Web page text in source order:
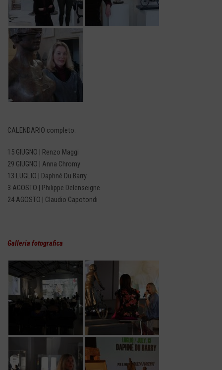
CALENDARIO completo:
15 GIUGNO | Renzo Maggi
29 GIUGNO | Anna Chromy
13 LUGLIO | Daphné Du Barry
3 AGOSTO | Philippe Delenseigne
24 AGOSTO | Claudio Capotondi
Galleria fotografica